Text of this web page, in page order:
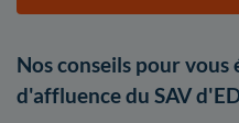
Nos conseils pour
d'affluence du SAV